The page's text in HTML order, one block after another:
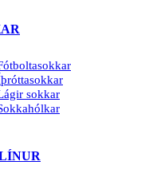
sokkar